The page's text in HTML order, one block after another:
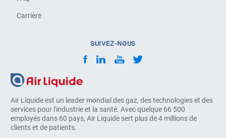
Air Liquide est un leader mondial des gaz, des technologies et des
services pour l'industrie et la santé. Avec quelque 66 500
employés dans 60 pays, Air Liquide sert plus de 4 millions de
clients et de patients.
Carrière
SUIVEZ-NOUS